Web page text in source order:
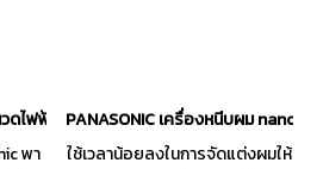
วดไฟฟ้า รุ่น ES3831K401 ความเร็วมอเตอร์
พา
PANASONIC เครื่องหนีบผม
ใช้เวลาน้อยลงในการจัดแต่งผมให้